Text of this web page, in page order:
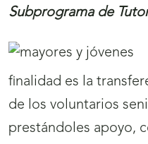
Subprograma de
finalidad es la
de los voluntarios
prestándoles apoyo,